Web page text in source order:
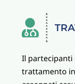

Il partecipanti
trattamento